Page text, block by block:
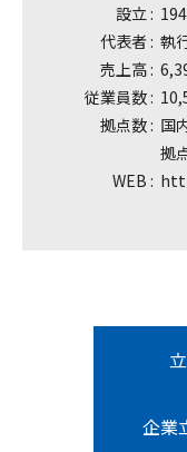
設立 :
代表者 : 執
売上高 :
従業員数 :
拠点数 : 国
拠
WEB :
企業